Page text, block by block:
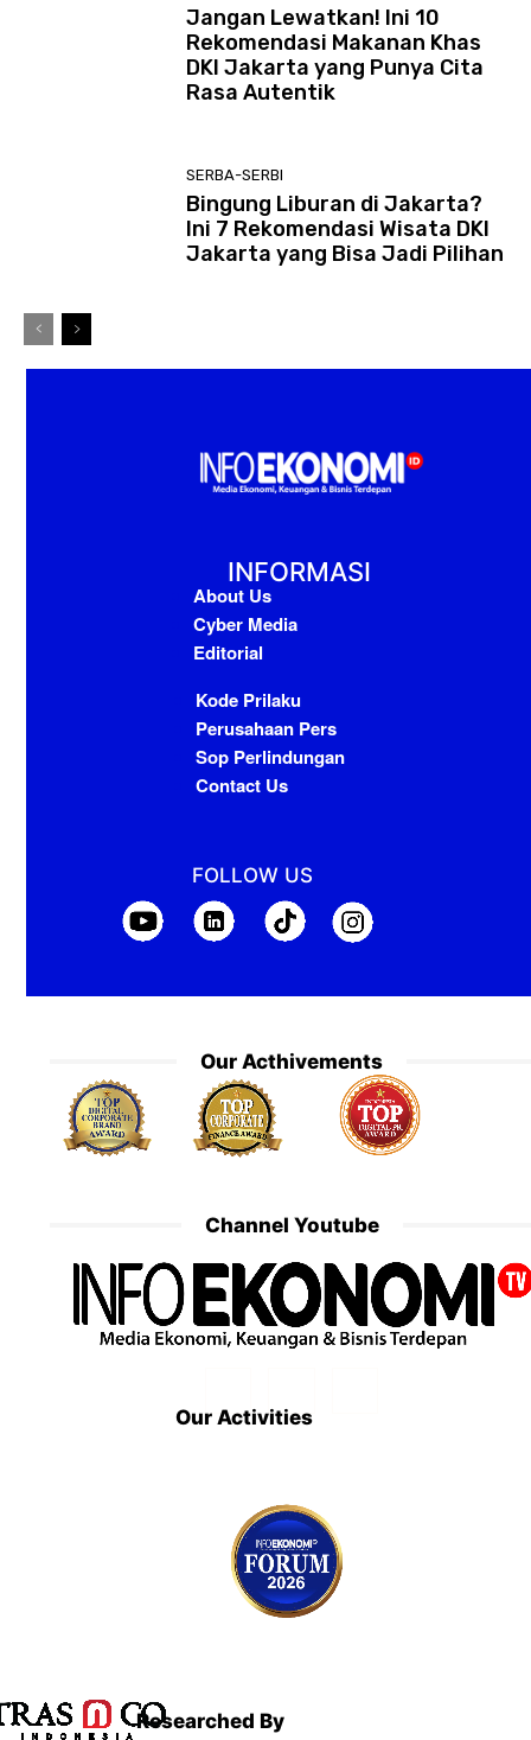
Jangan Lewatkan! Ini 10
Rekomendasi Makanan Khas
DKI Jakarta yang Punya Cita
Rasa Autentik
SERBA-SERBI
Bingung Liburan di Jakarta?
Ini 7 Rekomendasi Wisata DKI
Jakarta yang Bisa Jadi Pilihan
INFORMASI
About Us
Cyber Media
Editorial
Kode Prilaku
Perusahaan Pers
Sop Perlindungan
Contact Us
FOLLOW US
Our Acthivements
Channel Youtube
Our Activities
Researched By